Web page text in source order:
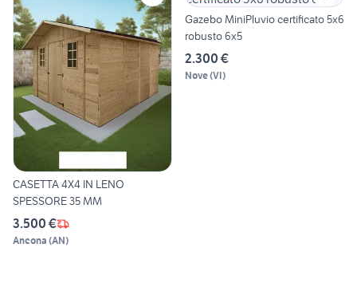
CASETTA 4X4 IN LENO
SPESSORE 35 MM
3.500 €
Ancona (AN)
Gazebo MiniPluvio certificato 5x6
robusto 6x5
2.300 €
Nove(VI)